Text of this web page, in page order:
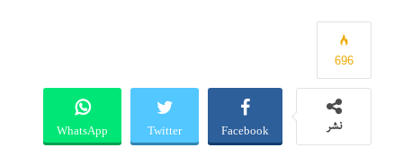
696
نشر Facebook
Twitter
WhatsApp